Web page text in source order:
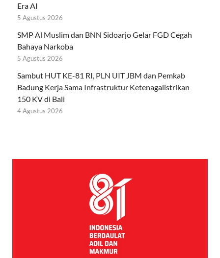
Era AI
5 Agustus 2026
SMP Al Muslim dan BNN Sidoarjo Gelar FGD Cegah
Bahaya Narkoba
5 Agustus 2026
Sambut HUT KE-81 RI, PLN UIT JBM dan Pemkab
Badung Kerja Sama Infrastruktur Ketenagalistrikan
150 KV di Bali
4 Agustus 2026